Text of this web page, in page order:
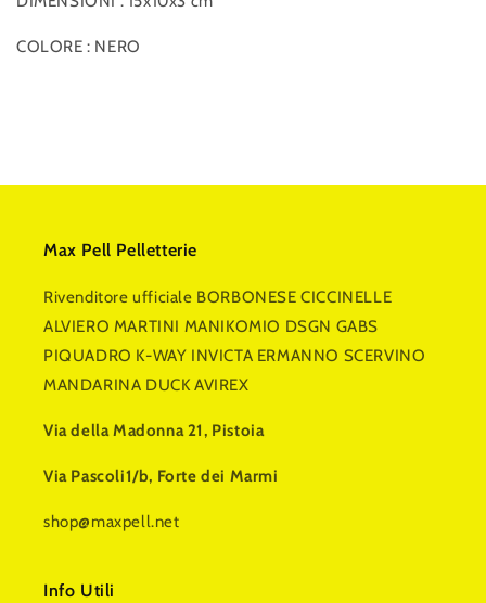
COLORE : NERO
Max Pell Pelletterie
Rivenditore ufficiale BORBONESE CICCINELLE
ALVIERO MARTINI MANIKOMIO DSGN GABS
PIQUADRO K-WAY INVICTA ERMANNO SCERVINO
MANDARINA DUCK AVIREX
Via della Madonna 21, Pistoia
Via Pascoli1/b, Forte dei Marmi
shop@maxpell.net
Info Utili